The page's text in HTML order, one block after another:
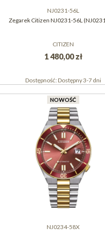
NJ0231-56L
Zegarek Citizen NJ0231-56L
CITIZEN
1 480,00 zł
Dostępność:Dostępny 3-7 dni
NOWOŚĆ
NJ0234-58X